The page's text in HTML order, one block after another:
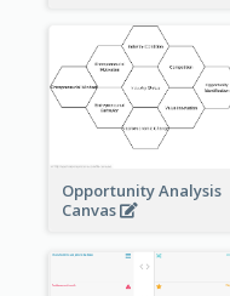
Opportunity Analysis
Canvas